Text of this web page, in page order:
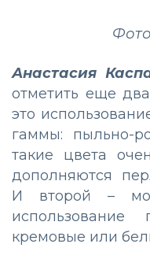
Анастасия
отметить еще
это
гаммы: пыльно-
такие цвета
дополняются
И второй –
использование
кремовые или